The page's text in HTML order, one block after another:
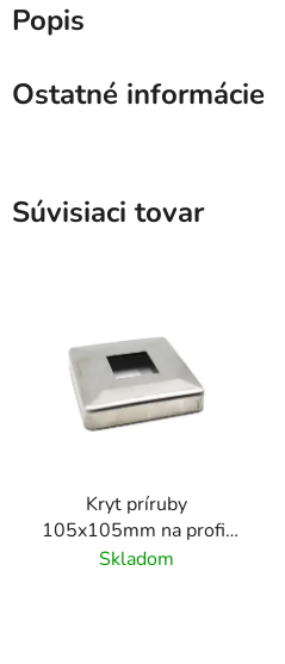
Popis
Ostatné informácie
Súvisiaci tovar
Kryt príruby
105x105mm na profil
40x40 mm, brúsený
Skladom